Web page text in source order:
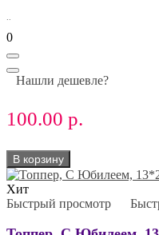
0
Нашли дешевле?
100.00 р.
В корзину
Хит
Быстрый просмотр